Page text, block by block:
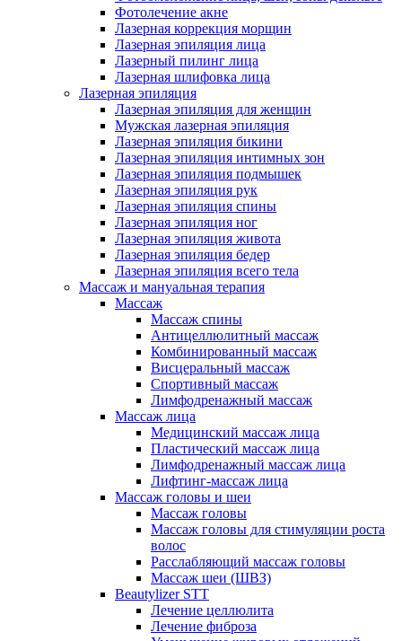
Фотолечение акне
Лазерная коррекция морщин
Лазерная эпиляция лица
Лазерный пилинг лица
Лазерная шлифовка лица
Лазерная эпиляция
Лазерная эпиляция для женщин
Мужская лазерная эпиляция
Лазерная эпиляция бикини
Лазерная эпиляция интимных зон
Лазерная эпиляция подмышек
Лазерная эпиляция рук
Лазерная эпиляция спины
Лазерная эпиляция ног
Лазерная эпиляция живота
Лазерная эпиляция бедер
Лазерная эпиляция всего тела
Массаж и мануальная терапия
Массаж
Массаж спины
Антицеллюлитный массаж
Комбинированный массаж
Висцеральный массаж
Спортивный массаж
Лимфодренажный массаж
Массаж лица
Медицинский массаж лица
Пластический массаж лица
Лимфодренажный массаж лица
Лифтинг-массаж лица
Массаж головы и шеи
Массаж головы
Массаж головы для стимуляции роста
волос
Расслабляющий массаж головы
Массаж шеи (ШВЗ)
Beautylizer STT
Лечение целлюлита
Лечение фиброза